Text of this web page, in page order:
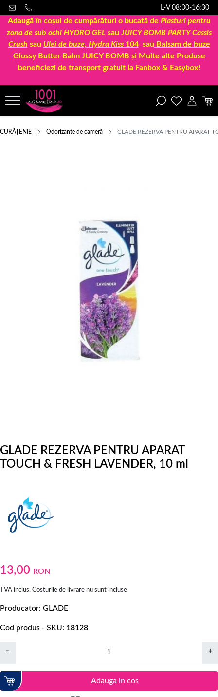
L-V 08:00-16:30
Adaugă în coșul de cumpărături o bucată de Plasturi pentru
zona de sub ochi HYDRO GEL sau JUICY BOMB PARTY Cassis
Crush sau Ulei de buze, Hydra Kiss 104sau Balsam de buze
Glossy Butter Balm JUICY BOMB și Multe alte Produse
beneficiezi de transport gratuit la Fanbox & Easybox!
CURĂȚENIE Odorizante de cameră GLADE REZERVA PENTRU APARAT
GLADE REZERVA PENTRU APARAT
TOUCH & FRESH LAVENDER, 10 ml
13,00 RON
TVA inclus. Costurile de livrare nu sunt incluse
Producator GLADE
Cod produs - SKU 18128
− +
Adauga in cos